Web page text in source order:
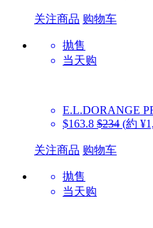
关注商品 购物车
抛售
当天购
E.L.DORANGE
$163.8 $234 (約
关注商品 购物车
抛售
当天购